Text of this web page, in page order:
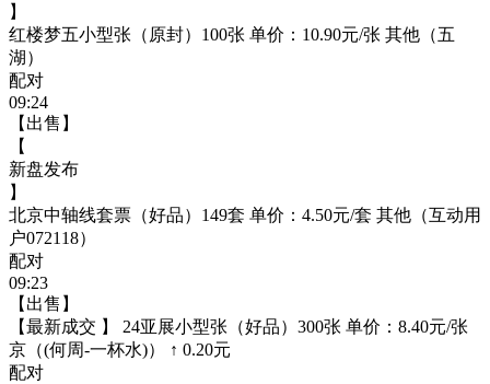
】
红楼梦五小型张（原封）100张 单价：10.90元/张 其他（五
湖）
配对
09:24
【出售】
【
新盘发布
】
北京中轴线套票（好品）149套 单价：4.50元/套 其他（互动用
户072118）
配对
09:23
【出售】
【最新成交 】 24亚展小型张（好品）300张 单价：8.40元/张
京（(何周-一杯水)） ↑ 0.20元
配对